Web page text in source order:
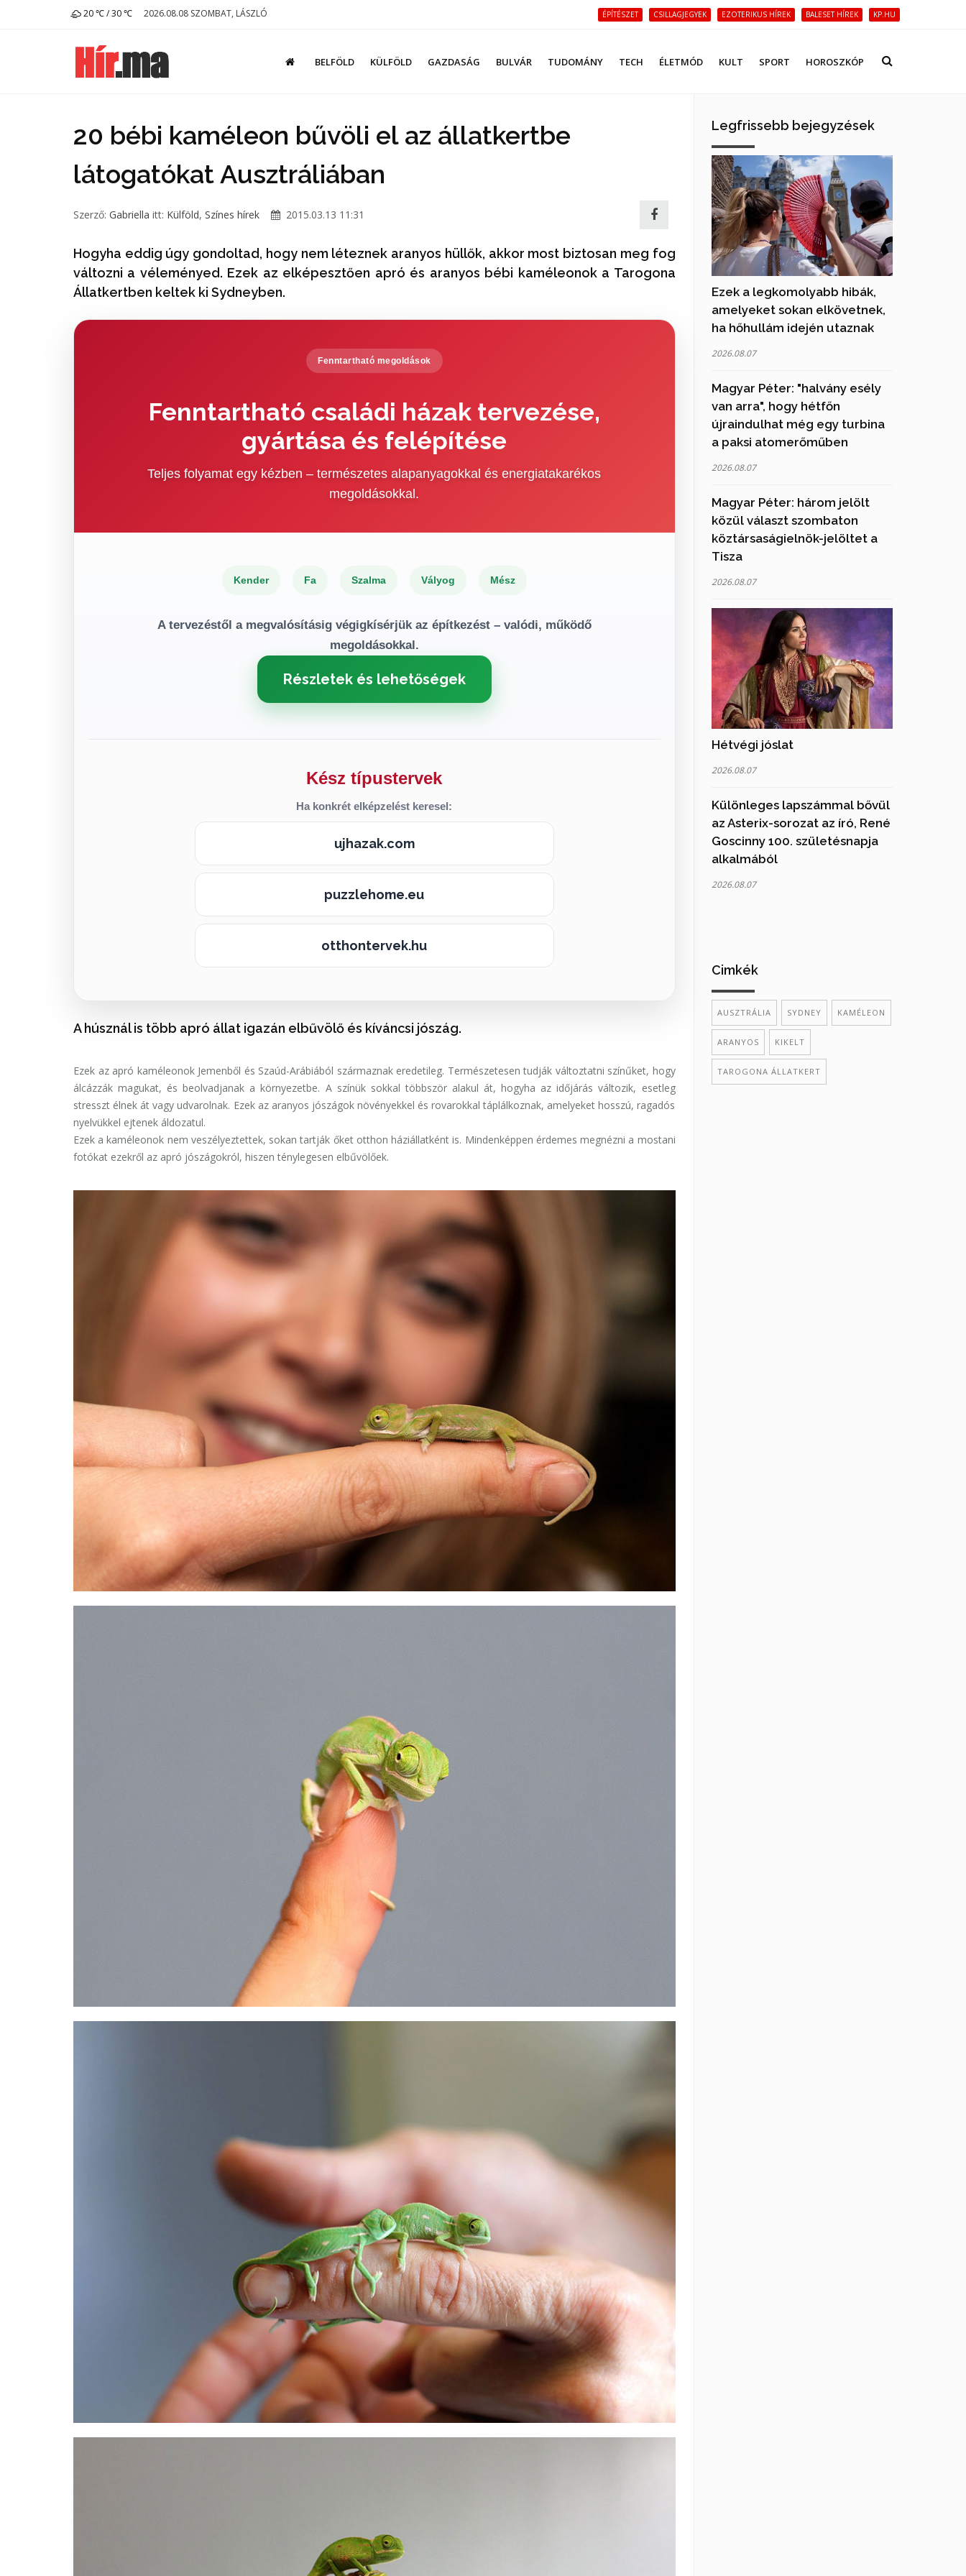
20 ℃ / 30 ℃ 2026.08.08 SZOMBAT, LÁSZLÓ ÉPÍTÉSZET CSILLAGJEGYEK EZOTERIKUS HÍREK BALESET HÍREK KP.HU
BELFÖLD KÜLFÖLD GAZDASÁG BULVÁR TUDOMÁNY TECH ÉLETMÓD KULT SPORT HOROSZKÓP
20 bébi kaméleon bűvöli el az állatkertbe
látogatókat Ausztráliában
Szerző: Gabriella itt: Külföld, Színes hírek 2015.03.13 11:31
Hogyha eddig úgy gondoltad, hogy nem léteznek aranyos hüllők, akkor most biztosan meg fog
változni a véleményed. Ezek az elképesztően apró és aranyos bébi kaméleonok a Tarogona
Állatkertben keltek ki Sydneyben.
Fenntartható megoldások
Fenntartható családi házak tervezése,
gyártása és felépítése
Teljes folyamat egy kézben – természetes alapanyagokkal és energiatakarékos
megoldásokkal.
Kender Fa Szalma Vályog Mész
A tervezéstől a megvalósításig végigkísérjük az építkezést – valódi, működő
megoldásokkal.
Részletek és lehetőségek
Kész típustervek
Ha konkrét elképzelést keresel:
ujhazak.com
puzzlehome.eu
otthontervek.hu
A húsznál is több apró állat igazán elbűvölő és kíváncsi jószág.
Ezek az apró kaméleonok Jemenből és Szaúd-Arábiából származnak eredetileg. Természetesen tudják változtatni színűket, hogy
álcázzák magukat, és beolvadjanak a környezetbe. A színük sokkal többször alakul át, hogyha az időjárás változik, esetleg
stresszt élnek át vagy udvarolnak. Ezek az aranyos jószágok növényekkel és rovarokkal táplálkoznak, amelyeket hosszú, ragadós
nyelvükkel ejtenek áldozatul.
Ezek a kaméleonok nem veszélyeztettek, sokan tartják őket otthon háziállatként is. Mindenképpen érdemes megnézni a mostani
fotókat ezekről az apró jószágokról, hiszen ténylegesen elbűvölőek.
Legfrissebb bejegyzések
Ezek a legkomolyabb hibák,
amelyeket sokan elkövetnek,
ha hőhullám idején utaznak
2026.08.07
Magyar Péter: "halvány esély
van arra", hogy hétfőn
újraindulhat még egy turbina
a paksi atomerőműben
2026.08.07
Magyar Péter: három jelölt
közül választ szombaton
köztársaságielnök-jelöltet a
Tisza
2026.08.07
Hétvégi jóslat
2026.08.07
Különleges lapszámmal bővül
az Asterix-sorozat az író, René
Goscinny 100. születésnapja
alkalmából
2026.08.07
Cimkék
AUSZTRÁLIA SYDNEY KAMÉLEON
ARANYOS KIKELT
TAROGONA ÁLLATKERT